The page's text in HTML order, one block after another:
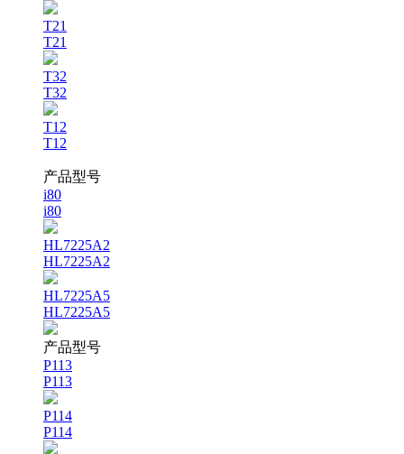
T21
T21
T32
T32
T12
T12
产品型号
i80
i80
HL7225A2
HL7225A2
HL7225A5
HL7225A5
产品型号
P113
P113
P114
P114